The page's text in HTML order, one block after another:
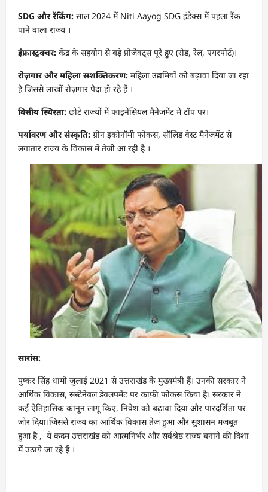
SDG और रैंकिंग: साल 2024 में Niti Aayog SDG इंडेक्स में पहला रैंक
पाने वाला राज्य ।
इंफ्रास्ट्रक्चर: केंद्र के सहयोग से बड़े प्रोजेक्ट्स पूरे हुए (रोड, रेल, एयरपोर्ट)।
रोज़गार और महिला सशक्तिकरण: महिला उद्यमियों को बढ़ावा दिया जा रहा
है जिससे लाखों रोज़गार पैदा हो रहे हैं ।
वित्तीय स्थिरता: छोटे राज्यों में फाइनेंसियल मैनेजमेंट में टॉप पर।
पर्यावरण और संस्कृति: ग्रीन इकोनॉमी फोकस, सॉलिड वेस्ट मैनेजमेंट से
लगातार राज्य के विकास में तेजी आ रही है ।
सारांस:
पुष्कर सिंह धामी जुलाई 2021 से उत्तराखंड के मुख्यमंत्री हैं। उनकी सरकार ने
आर्थिक विकास, सस्टेनेबल डेवलपमेंट पर काफ़ी फोकस किया है। सरकार ने
कई ऐतिहासिक कानून लागू किए, निवेश को बढ़ावा दिया और पारदर्शिता पर
जोर दिया।जिससे राज्य का आर्थिक विकास तेज हुआ और सुशासन मजबूत
हुआ है , ये कदम उत्तराखंड को आत्मनिर्भर और सर्वश्रेष्ठ राज्य बनाने की दिशा
में उठाये जा रहे हैं ।